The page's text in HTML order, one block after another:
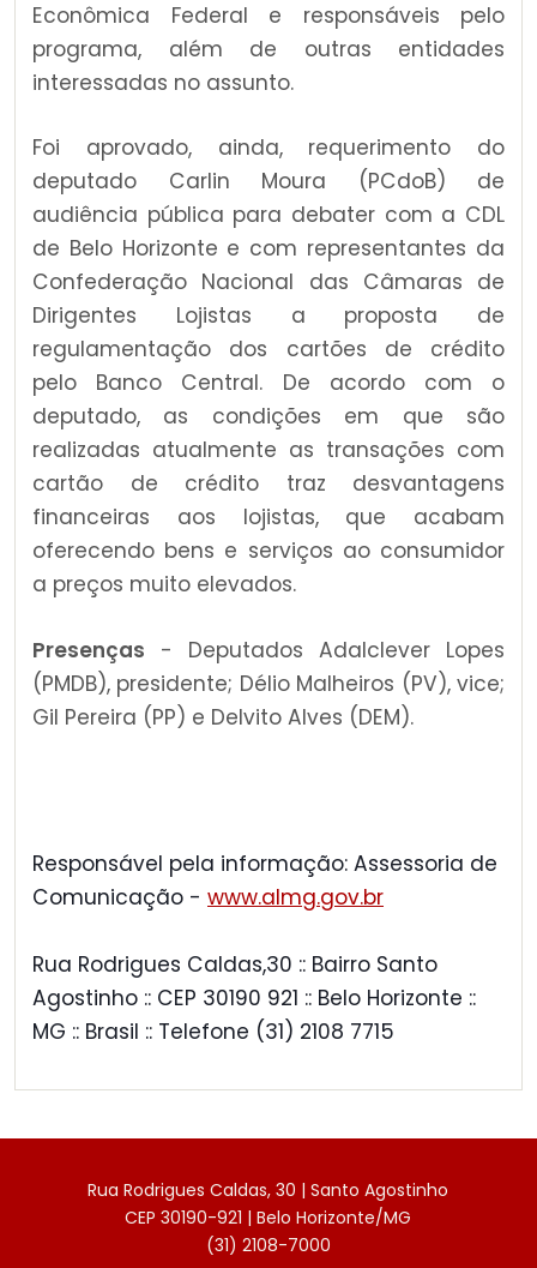
Econômica Federal e responsáveis pelo
programa, além de outras entidades
interessadas no assunto.
Foi aprovado, ainda, requerimento do
deputado Carlin Moura (PCdoB) de
audiência pública para debater com a CDL
de Belo Horizonte e com representantes da
Confederação Nacional das Câmaras de
Dirigentes Lojistas a proposta de
regulamentação dos cartões de crédito
pelo Banco Central. De acordo com o
deputado, as condições em que são
realizadas atualmente as transações com
cartão de crédito traz desvantagens
financeiras aos lojistas, que acabam
oferecendo bens e serviços ao consumidor
a preços muito elevados.
Presenças - Deputados Adalclever Lopes
(PMDB), presidente; Délio Malheiros (PV), vice;
Gil Pereira (PP) e Delvito Alves (DEM).
Responsável pela informação: Assessoria de
Comunicação - www.almg.gov.br
Rua Rodrigues Caldas,30 :: Bairro Santo
Agostinho :: CEP 30190 921 :: Belo Horizonte ::
MG :: Brasil :: Telefone (31) 2108 7715
Rua Rodrigues Caldas, 30 | Santo Agostinho
CEP 30190-921 | Belo Horizonte/MG
(31) 2108-7000